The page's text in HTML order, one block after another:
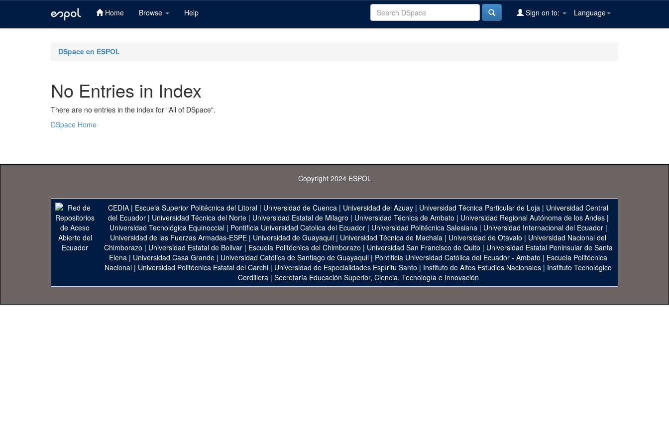
Home Browse Help Language
Sign on to:
DSpace en ESPOL
No Entries in Index
There are no entries in the index for "All of DSpace".
DSpace Home
Copyright 2024 ESPOL
CEDIA | Escuela Superior Politécnica del Litoral | Universidad de Cuenca | Universidad del Azuay | Universidad Técnica Particular de Loja | Universidad Central
del Ecuador| Universidad Técnica del Norte| Universidad Estatal de Milagro | Universidad Técnica de Ambato | Universidad Regional Autónoma de los Andes|
Universidad Tecnológica Equinoccial| Pontificia Universidad Catolica del Ecuador| Universidad Politécnica Salesiana| Universidad Internacional del Ecuador|
Universidad de las Fuerzas Armadas-ESPE | Universidad de Guayaquil | Universidad Técnica de Machala | Universidad de Otavalo | Universidad Nacional del
Chimborazo | Universidad Estatal de Bolivar| Escuela Politécnica del Chimborazo | Universidad San Francisco de Quito | Universidad Estatal Peninsular de Santa
Elena | Universidad Casa Grande | Universidad Católica de Santiago de Guayaquil | Pontificia Universidad Católica del Ecuador - Ambato | Escuela Politécnica
Nacional | Universidad Politécnica Estatal del Carchi | Universidad de Especialidades Espíritu Santo | Instituto de Altos Estudios Nacionales | Instituto Tecnológico
Cordillera| Secretaría Educación Superior, Ciencia, Tecnología e Innovación